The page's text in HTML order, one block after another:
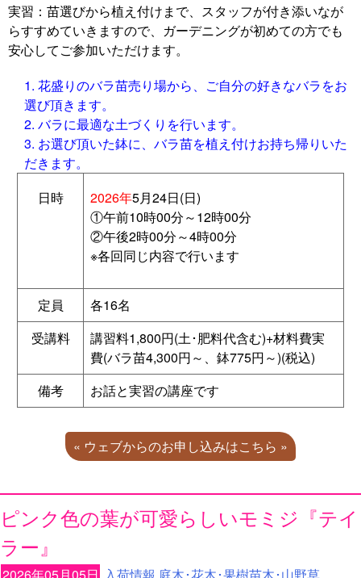
実習：苗選びから植え付けまで、スタッフが付き添いなが
らすすめていきますので、ガーデニングが初めての方でも
安心してご参加いただけます。
花盛りのバラ苗売り場から、ご自分の好きなバラをお
選び頂きます。
バラに最適な土づくりを行います。
お選び頂いた鉢に、バラ苗を植え付けお持ち帰りいた
だきます。
日時
2026年5月24日(日)
①午前10時00分～12時00分
②午後2時00分～4時00分
※各回同じ内容で行います
定員
各16名
受講料
講習料1,800円(土･肥料代含む)+材料費実
費(バラ苗4,300円～、鉢775円～)(税込)
備考
お話と実習の講座です
« ウェブからのお申し込みはこちら »
ピンク色の葉が可愛らしいモミジ『テイ
ラー』